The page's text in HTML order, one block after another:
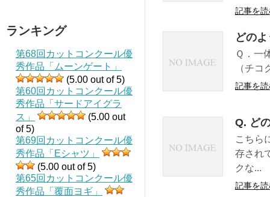
ランキング
第68回カットコンクール優
秀作品「ムーンゲート」
(5.00 out of 5)
第60回カットコンクール優
秀作品「サードアイグラ
ス」
(5.00 out
of 5)
第69回カットコンクール優
秀作品「Eシャツ」
(5.00 out of 5)
第65回カットコンクール優
秀作品「覆面ヨギ」
記事を
どの
Ｑ．一
（チ
記事を
Q. ど
こちら
存され
クな...
記事を